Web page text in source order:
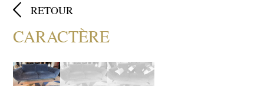
 RETOUR
CARACTÈRE